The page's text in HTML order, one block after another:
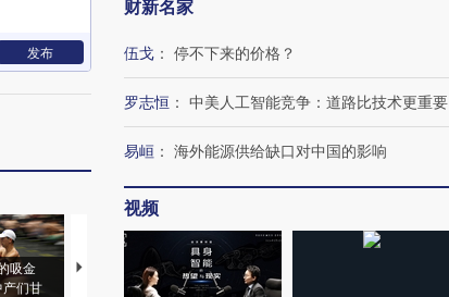
发布
吸金
产们甘
马航飞行员跨国走私7万
粒摇头丸 尿检体内含3种
视线｜被称为“蟑螂”的印
度Z世代 用街头抗争将教
财新名家
伍戈 ： 停不下来的价格？
罗志恒 ： 中美人工智能竞争：道路比技术更重要
易峘 ： 海外能源供给缺口对中国的影响
视频